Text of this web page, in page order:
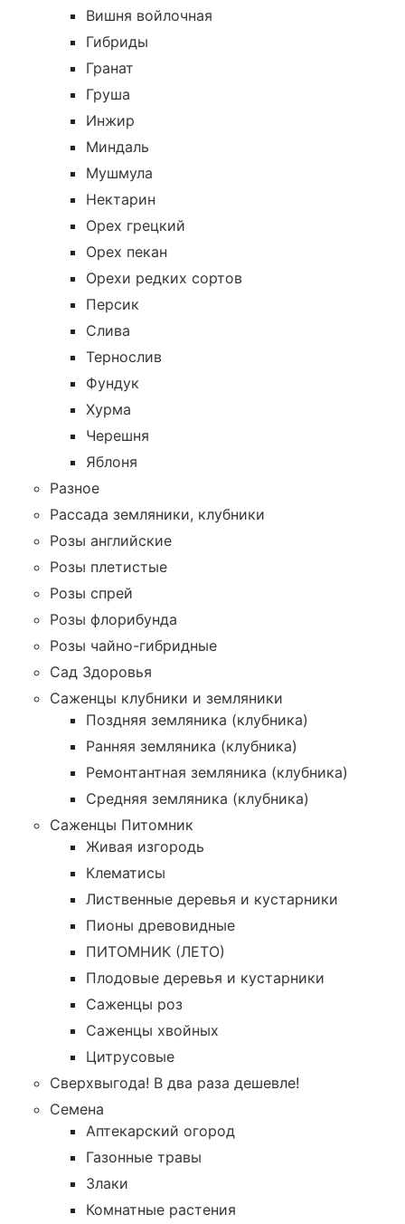
Вишня войлочная
Гибриды
Гранат
Груша
Инжир
Миндаль
Мушмула
Нектарин
Орех грецкий
Орех пекан
Орехи редких сортов
Персик
Слива
Тернослив
Фундук
Хурма
Черешня
Яблоня
Разное
Рассада земляники, клубники
Розы английские
Розы плетистые
Розы спрей
Розы флорибунда
Розы чайно-гибридные
Сад Здоровья
Саженцы клубники и земляники
Поздняя земляника (клубника)
Ранняя земляника (клубника)
Ремонтантная земляника (клубника)
Средняя земляника (клубника)
Саженцы Питомник
Живая изгородь
Клематисы
Лиственные деревья и кустарники
Пионы древовидные
ПИТОМНИК (ЛЕТО)
Плодовые деревья и кустарники
Саженцы роз
Саженцы хвойных
Цитрусовые
Сверхвыгода! В два раза дешевле!
Семена
Аптекарский огород
Газонные травы
Злаки
Комнатные растения